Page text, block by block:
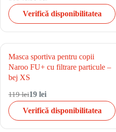
Verifică disponibilitatea
Masca sportiva pentru copii
Naroo FU+ cu filtrare particule –
bej XS
119 lei19 lei
Verifică disponibilitatea